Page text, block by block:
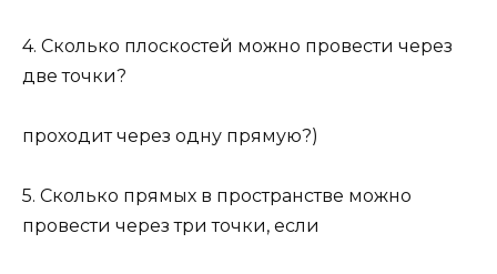
4. Сколько плоскостей можно провести через
две точки?
проходит через одну прямую?)
5. Сколько прямых в пространстве можно
провести через три точки, если